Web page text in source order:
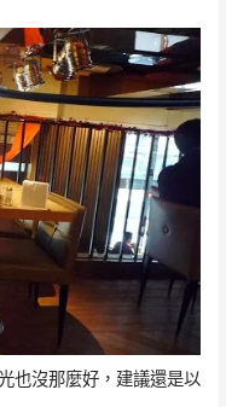
也沒那麼好，建議還是以